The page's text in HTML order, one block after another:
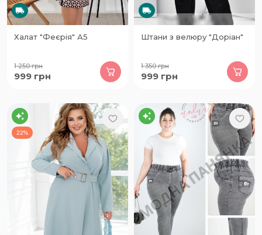
Халат "Феєрія" А5
1 250грн
999 грн
Штани з велюру "Доріан"
1 350грн
999 грн
22%